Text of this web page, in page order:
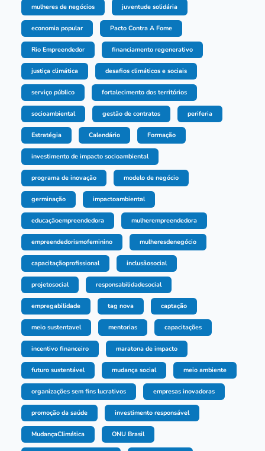
mulheres de negócios juventude solidária
economia popular Pacto Contra A Fome
Rio Empreendedor financiamento regenerativo
justiça climática desafios climáticos e sociais
serviço público fortalecimento dos territórios
socioambiental gestão de contratos periferia
Estratégia Calendário Formação
investimento de impacto socioambiental
programa de inovação modelo de negócio
germinação impactoambiental
educaçãoempreendedora mulherempreendedora
empreendedorismofeminino mulheresdenegócio
capacitaçãoprofissional inclusãosocial
projetosocial responsabilidadesocial
empregabilidade tag nova captação
meio sustentavel mentorias capacitações
incentivo financeiro maratona de impacto
futuro sustentável mudança social meio ambiente
organizações sem fins lucrativos empresas inovadoras
promoção da saúde investimento responsável
MudançaClimática ONU Brasil